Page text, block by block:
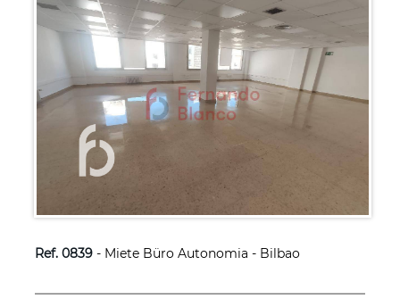
Ref. 0839- Miete Büro Autonomia - Bilbao